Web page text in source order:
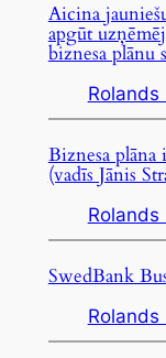
Aicina
apgūt
biznesa plānu
Rolands
Biznesa plāna
(vadīs Jānis
Rolands
SwedBank
Rolands